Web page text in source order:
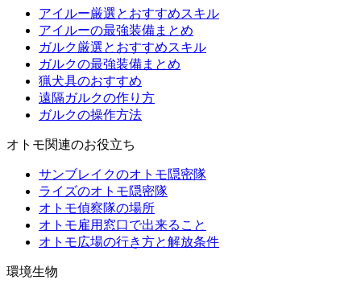
アイルー厳選とおすすめスキル
アイルーの最強装備まとめ
ガルク厳選とおすすめスキル
ガルクの最強装備まとめ
猟犬具のおすすめ
遠隔ガルクの作り方
ガルクの操作方法
オトモ関連のお役立ち
サンブレイクのオトモ隠密隊
ライズのオトモ隠密隊
オトモ偵察隊の場所
オトモ雇用窓口で出来ること
オトモ広場の行き方と解放条件
環境生物